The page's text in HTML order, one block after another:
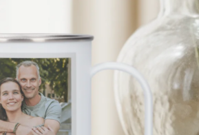
auf +15.000 Bewertungen)
begeistern. Kunden bewerten uns mit
(Gesamtergebnis aller Länder, in